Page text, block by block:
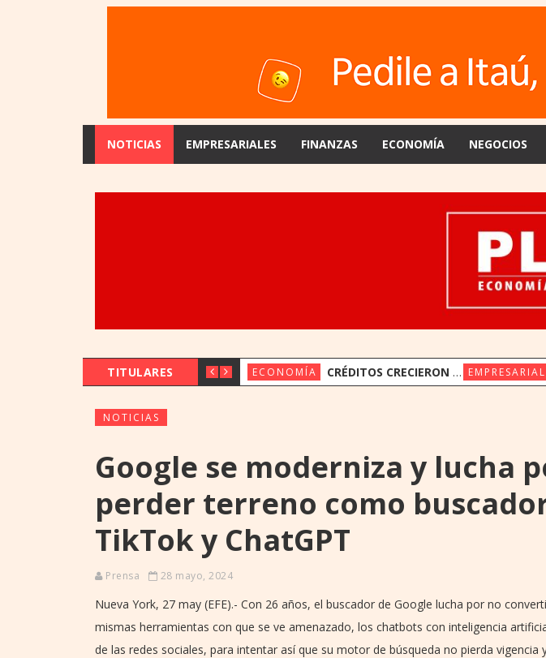
NOTICIAS EMPRESARIALES FINANZAS ECONOMÍA NEGOCIOS
TITULARES ECONOMÍA CRÉDITOS CRECIERON 14,4% Y DEPÓSITOS 19,4% EN JUNIO
NOTICIAS
Google se moderniza y lucha
perder terreno como
TikTok y ChatGPT
Prensa 28 mayo, 2024
Nueva York, 27 may (EFE).- Con 26 años, el buscador de Google lucha por no
mismas herramientas con que se ve amenazado, los chatbots con inteligencia
de las redes sociales, para intentar así que su motor de búsqueda no pierda vigencia